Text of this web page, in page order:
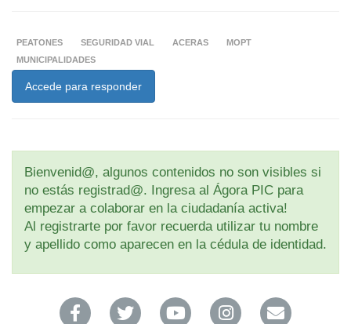
PEATONES SEGURIDAD VIAL ACERAS
MOPT
MUNICIPALIDADES
Accede para responder
Bienvenid@, algunos contenidos no son visibles si
no estás registrad@. Ingresa al Ágora PIC para
empezar a colaborar en la ciudadanía activa!
Al registrarte por favor recuerda utilizar tu nombre
y apellido como aparecen en la cédula de identidad.